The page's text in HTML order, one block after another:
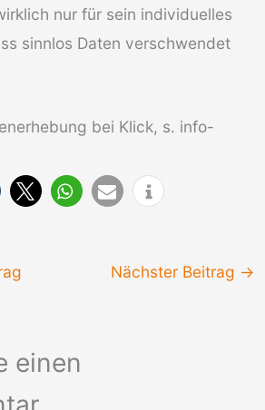
nur für sein individuelles
sinnlos Daten verschwendet
bei Klick, s. info-
Nächster Beitrag →
einen